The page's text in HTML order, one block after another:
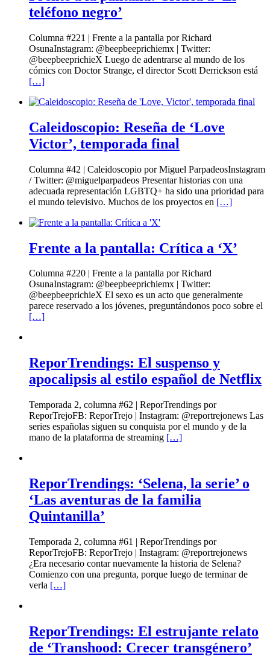
teléfono negro’
Columna #221 | Frente a la pantalla por Richard
OsunaInstagram: @beepbeeprichiemx | Twitter:
@beepbeeprichieX Luego de adentrarse al mundo de los
cómics con Doctor Strange, el director Scott Derrickson está
[…]
Caleidoscopio: Reseña de ‘Love
Victor’, temporada final
Columna #42 | Caleidoscopio por Miguel ParpadeosInstagram
/ Twitter: @miguelparpadeos Presentar historias con una
adecuada representación LGBTQ+ ha sido una prioridad para
el mundo televisivo. Muchos de los proyectos en […]
Frente a la pantalla: Crítica a ‘X’
Columna #220 | Frente a la pantalla por Richard
OsunaInstagram: @beepbeeprichiemx | Twitter:
@beepbeeprichieX El sexo es un acto que generalmente
parece reservado a los jóvenes, preguntándonos poco sobre el
[…]
ReporTrendings: El suspenso y
apocalipsis al estilo español de Netflix
Temporada 2, columna #62 | ReporTrendings por
ReporTrejoFB: ReporTrejo | Instagram: @reportrejonews Las
series españolas siguen su conquista por el mundo y de la
mano de la plataforma de streaming […]
ReporTrendings: ‘Selena, la serie’ o
‘Las aventuras de la familia
Quintanilla’
Temporada 2, columna #61 | ReporTrendings por
ReporTrejoFB: ReporTrejo | Instagram: @reportrejonews
¿Era necesario contar nuevamente la historia de Selena?
Comienzo con una pregunta, porque luego de terminar de
verla […]
ReporTrendings: El estrujante relato
de ‘Transhood: Crecer transgénero’